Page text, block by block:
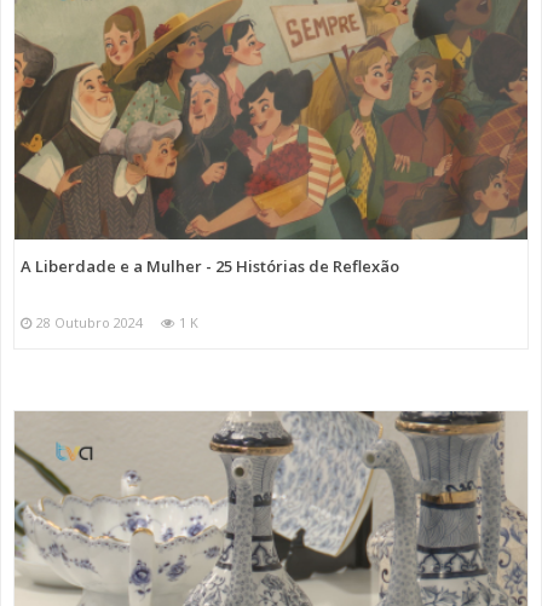
A Liberdade e a Mulher - 25 Histórias de Reflexão
28 Outubro 2024 1 K